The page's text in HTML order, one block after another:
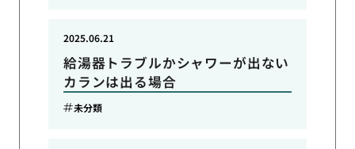
給湯器トラブルかシャワーが出ない
カランは出る場合
2025.06.21
未分類